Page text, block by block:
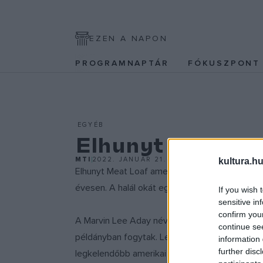
If you wish
sensitive
confirm
continue
information
further
EZEN A NAPON
PROGRAMNAPTÁR FÓKUSZPONT
EGYÉB
Elhunyt Meat
MTI 2022. JANUÁR 21.
Elhunyt Meat Loaf amerikai rockénekes,
évesen. A halál okát egyelőre nem közölték.
A Marvin Lee Aday néven született művész
példányban fogytak. Legnagyobb sikerét
legkelendőbb amerikai lemeze lett, és tíz